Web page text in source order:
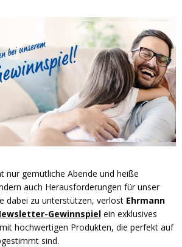
nur gemütliche Abende und heiße
auch Herausforderungen für unser
dabei zu unterstützen, verlost Ehrmann
Gewinnspiel ein exklusives
mit hochwertigen Produkten, die perfekt auf
sind.